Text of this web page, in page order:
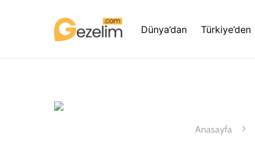
Dünya’dan Türkiye’den
Anasayfa